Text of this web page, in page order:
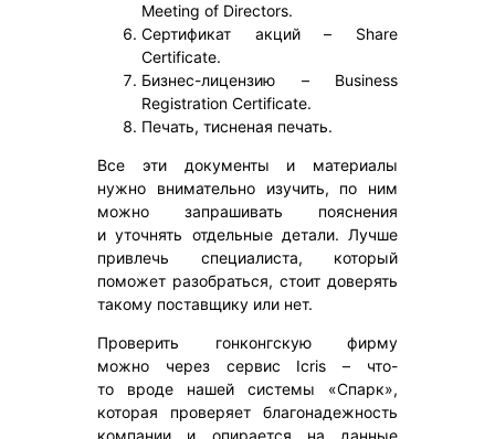
Meeting of Directors.
Сертификат акций – Share
Certificate.
Бизнес-лицензию – Business
Registration Certificate.
Печать, тисненая печать.
Все эти документы и материалы
нужно внимательно изучить, по ним
можно запрашивать пояснения
и уточнять отдельные детали. Лучше
привлечь специалиста, который
поможет разобраться, стоит доверять
такому поставщику или нет.
Проверить гонконгскую фирму
можно через сервис Icris – что-
то вроде нашей системы «Спарк»,
которая проверяет благонадежность